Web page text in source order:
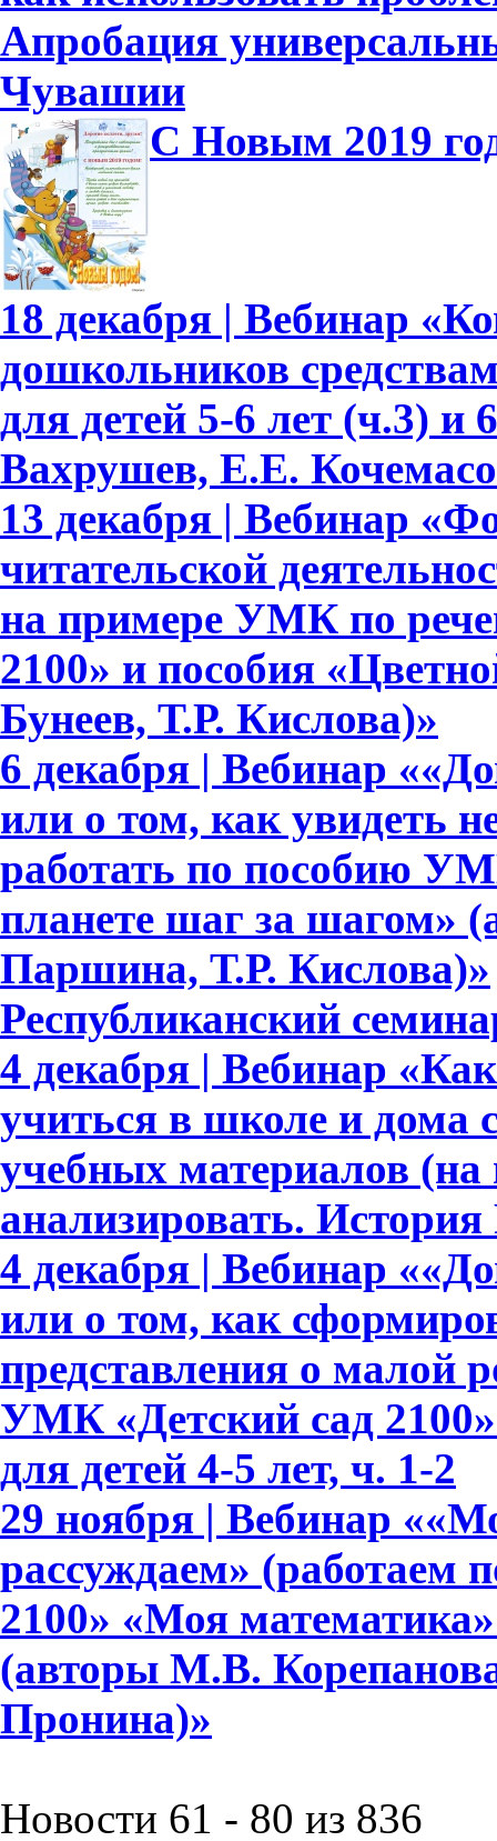
Апробация
Чувашии
С Новым 2019
18 декабря | Вебинар
дошкольников
для детей 5-6 лет (ч.3)
Вахрушев, Е.Е.
13 декабря | Вебинар
читательской
на примере УМК по
2100» и пособия
Бунеев, Т.Р. Кислова)»
6 декабря | Вебинар
или о том, как увидеть
работать по пособию
планете шаг за шагом»
Паршина, Т.Р. Кислова)»
Республиканский
4 декабря | Вебинар
учиться в школе и
учебных материалов
анализировать. История
4 декабря | Вебинар
или о том, как
представления о малой
УМК «Детский сад
для детей 4-5 лет, ч. 1-2
29 ноября | Вебинар
рассуждаем» (работаем
2100» «Моя
(авторы М.В.
Пронина)»
Новости 61 - 80 из 836